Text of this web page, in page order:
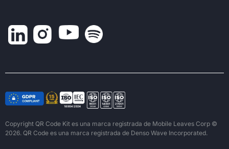
Copyright QR Code Kit es una marca registrada de Mobile Leaves Corp ©
2026. QR Code es una marca registrada de Denso Wave Incorporated.